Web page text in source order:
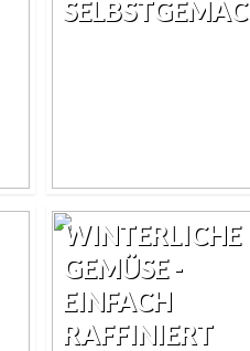
WINTERLICHE
GEMÜSE -
EINFACH
RAFFINIERT